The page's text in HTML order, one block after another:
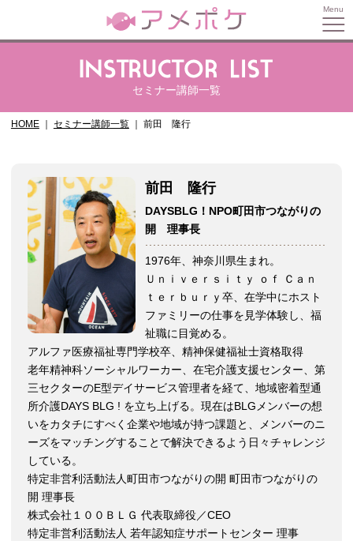
セミナー講師一覧
HOME セミナー講師一覧 前田 隆行
前田 隆行
DAYSBLG！NPO町田市つながりの
開 理事長
1976年、神奈川県生まれ。
Ｕｎｉｖｅｒｓｉｔｙ ｏｆ Ｃａｎ
ｔｅｒｂｕｒｙ卒、在学中にホスト
ファミリーの仕事を見学体験し、福
祉職に目覚める。
アルファ医療福祉専門学校卒、精神保健福祉士資格取得
老年精神科ソーシャルワーカー、在宅介護支援センター、第
三セクターのE型デイサービス管理者を経て、地域密着型通
所介護DAYS BLG ! を立ち上げる。現在はBLGメンバーの想
いをカタチにすべく企業や地域が持つ課題と、メンバーのニ
ーズをマッチングすることで解決できるよう日々チャレンジ
している。
特定非営利活動法人町田市つながりの開 町田市つながりの
開 理事長
株式会社１００ＢＬＧ 代表取締役／CEO
特定非営利活動法人 若年認知症サポートセンター 理事